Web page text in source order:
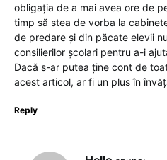
obligația de a mai avea ore de
timp să stea de vorba la
de predare și din păcate elevii
consilierilor școlari pentru a-i
Dacă s-ar putea ține cont de
acest articol, ar fi un plus în
Reply